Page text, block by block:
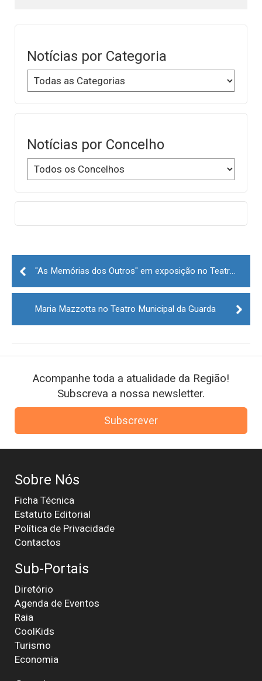
Notícias por Categoria
Notícias por Concelho
Post
navigation
"As Memórias dos Outros" em exposição no Teatro Municipal da Guarda
Maria Mazzotta no Teatro Municipal da Guarda
Acompanhe toda a atualidade da Região!
Subscreva a nossa newsletter.
Subscrever
Sobre Nós
Ficha Técnica
Estatuto Editorial
Política de Privacidade
Contactos
Sub-Portais
Diretório
Agenda de Eventos
Raia
CoolKids
Turismo
Economia